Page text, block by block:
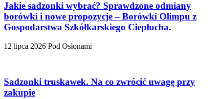
Jakie sadzonki wybrać? Sprawdzone odmiany
borówki i nowe propozycje – Borówki Olimpu z
Gospodarstwa Szkółkarskiego Ciepłucha.
12 lipca 2026 Pod Osłonami
Sadzonki truskawek. Na co zwrócić uwagę przy
zakupie